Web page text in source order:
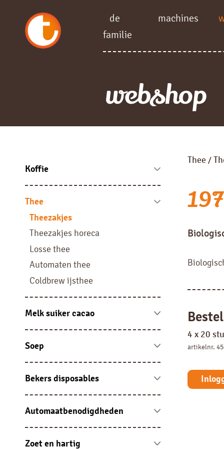
de
familie
machines
webshop
Koffie
Koffie bonen
Fresh brew
Instant
Liquid
Filterkoffie
Pads, sachets en sticks
Thee
Theezakjes
Theezakjes horeca
Losse thee
Automaten thee
Coldbrew ijsthee
Melk suiker cacao
Melk vloeibaar en cups
Melkpoeder
Cacao
Soep
Automatensoep
Soep sachets
Bekers disposables
Bekers karton
Bekers kunststof
Automaatbenodigdheden
Jura onderhoudsproducten en
accessoires
Zoet en hartig
Thee /
4 x 20
artikelnr.